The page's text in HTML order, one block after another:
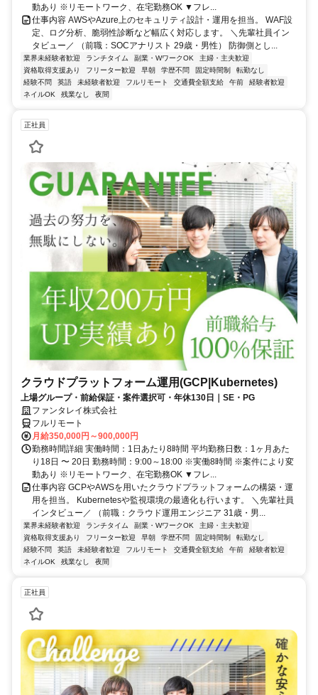
動あり ※リモートワーク、在宅勤務OK ▼フレ...
仕事内容 AWSやAzure上のセキュリティ設計・運用を担当。 WAF設
定、ログ分析、脆弱性診断など幅広く対応します。 ＼先輩社員イン
タビュー／ （前職：SOCアナリスト 29歳・男性） 防御側とし...
業界未経験者歓迎 ランチタイム 副業・WワークOK
主婦・主夫歓迎
資格取得支援あり
フリーター歓迎 早朝 学歴不問 固定時間制
転勤なし
経験不問
英語 未経験者歓迎 フルリモート 交通費全額支給 午前
経験者歓迎
ネイルOK
残業なし 夜間
正社員
クラウドプラットフォーム運用(GCP|Kubernetes)
上場グループ・前給保証・案件選択可・年休130日｜SE・PG
ファンタレイ株式会社
フルリモート
月給350,000円～900,000円
勤務時間詳細 実働時間：1日あたり8時間 平均勤務日数：1ヶ月あた
り18日 〜 20日 勤務時間：9:00～18:00 ※実働8時間 ※案件により変
動あり ※リモートワーク、在宅勤務OK ▼フレ...
仕事内容 GCPやAWSを用いたクラウドプラットフォームの構築・運
用を担当。 Kubernetesや監視環境の最適化も行います。 ＼先輩社員
インタビュー／ （前職：クラウド運用エンジニア 31歳・男...
業界未経験者歓迎 ランチタイム 副業・WワークOK
主婦・主夫歓迎
資格取得支援あり
フリーター歓迎 早朝 学歴不問 固定時間制
転勤なし
経験不問
英語 未経験者歓迎 フルリモート 交通費全額支給 午前
経験者歓迎
ネイルOK
残業なし 夜間
正社員